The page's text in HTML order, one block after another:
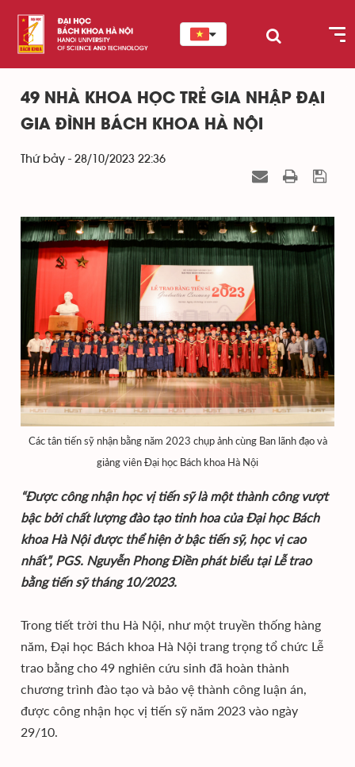
49 NHÀ KHOA HỌC TRẺ GIA NHẬP ĐẠI
GIA ĐÌNH BÁCH KHOA HÀ NỘI
Thứ bảy - 28/10/2023 22:36
Các tân tiến sỹ nhận bằng năm 2023 chụp ảnh cùng Ban lãnh đạo và
giảng viên Đại học Bách khoa Hà Nội
“Được công nhận học vị tiến sỹ là một thành công vượt
bậc bởi chất lượng đào tạo tinh hoa của Đại học Bách
khoa Hà Nội được thể hiện ở bậc tiến sỹ, học vị cao
nhất”, PGS. Nguyễn Phong Điền phát biểu tại Lễ trao
bằng tiến sỹ tháng 10/2023.
Trong tiết trời thu Hà Nội, như một truyền thống hàng
năm, Đại học Bách khoa Hà Nội trang trọng tổ chức Lễ
trao bằng cho 49 nghiên cứu sinh đã hoàn thành
chương trình đào tạo và bảo vệ thành công luận án,
được công nhận học vị tiến sỹ năm 2023 vào ngày
29/10.